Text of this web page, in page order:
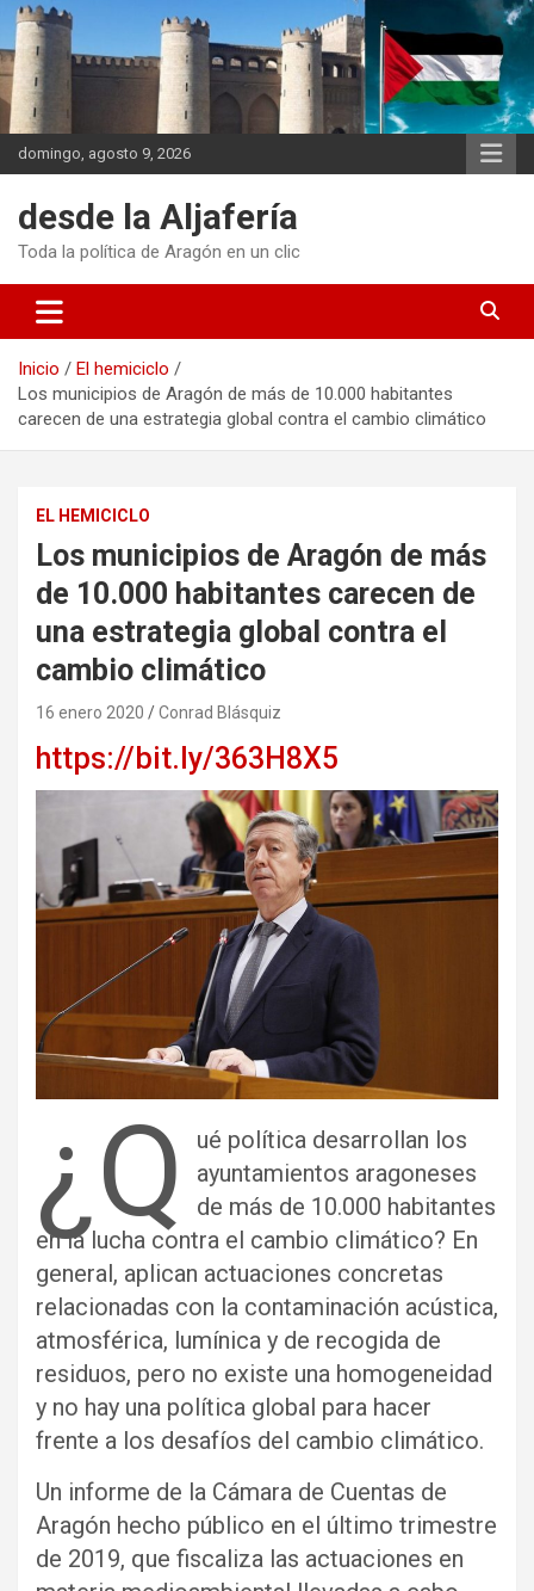
Saltar
contenido
domingo, agosto 9, 2026
desde la Aljafería
Toda la política de Aragón en un clic
Inicio
El hemiciclo
Los municipios de Aragón de más de 10.000 habitantes
carecen de una estrategia global contra el cambio climático
EL HEMICICLO
Los municipios de Aragón de más
de 10.000 habitantes carecen de
una estrategia global contra el
cambio climático
16 enero 2020 Conrad Blásquiz
https://bit.ly/363H8X5
¿Q
ué política desarrollan los
ayuntamientos aragoneses
de más de 10.000 habitantes
en la lucha contra el cambio climático? En
general, aplican actuaciones concretas
relacionadas con la contaminación acústica,
atmosférica, lumínica y de recogida de
residuos, pero no existe una homogeneidad
y no hay una política global para hacer
frente a los desafíos del cambio climático.
Un informe de la Cámara de Cuentas de
Aragón hecho público en el último trimestre
de 2019, que fiscaliza las actuaciones en